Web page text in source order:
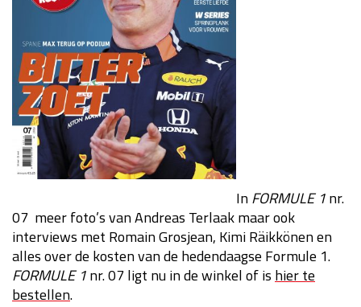
InFORMULE 1nr.
07 meer foto’s van Andreas Terlaak maar ook
interviews met Romain Grosjean, Kimi Räikkönen en
alles over de kosten van de hedendaagse Formule 1.
FORMULE 1nr. 07 ligt nu in de winkel of is hier te
bestellen.